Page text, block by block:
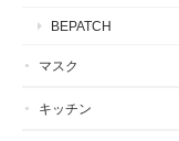
BEPATCH
マスク
キッチン